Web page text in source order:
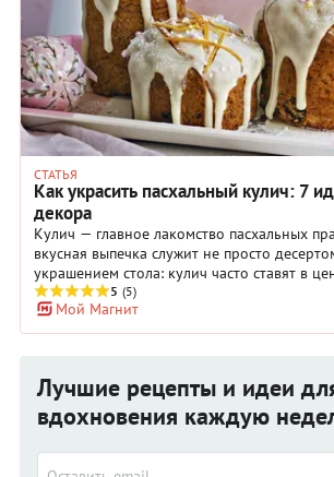
СТАТЬЯ
Как украсить пасхальный кулич: 7
декора
Кулич — главное лакомство пасхальных
вкусная выпечка служит не просто
украшением стола: кулич часто ставят в
должен быть очень аппетитным и
Неудивительно, что особое место в
занимает украшение выпечки. Сейчас в
5 (5)
Мой Магнит
Лучшие рецепты и идеи
вдохновения каждую